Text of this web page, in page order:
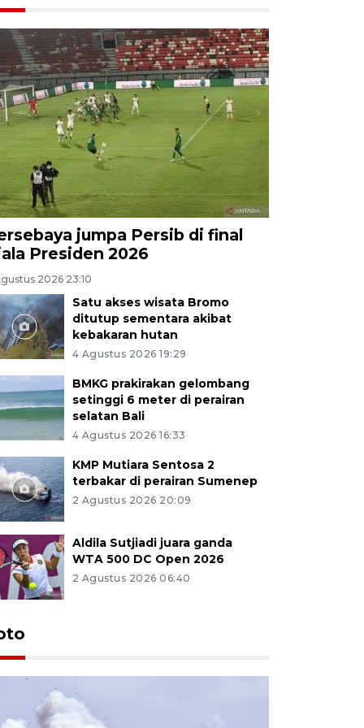
jumpa Persib di final
Presiden 2026
2026 23:10
Satu akses wisata Bromo
ditutup sementara akibat
kebakaran hutan
4 Agustus 2026 19:29
BMKG prakirakan gelombang
setinggi 6 meter di perairan
selatan Bali
4 Agustus 2026 16:33
KMP Mutiara Sentosa 2
terbakar di perairan Sumenep
2 Agustus 2026 20:09
Aldila Sutjiadi juara ganda
WTA 500 DC Open 2026
2 Agustus 2026 06:40